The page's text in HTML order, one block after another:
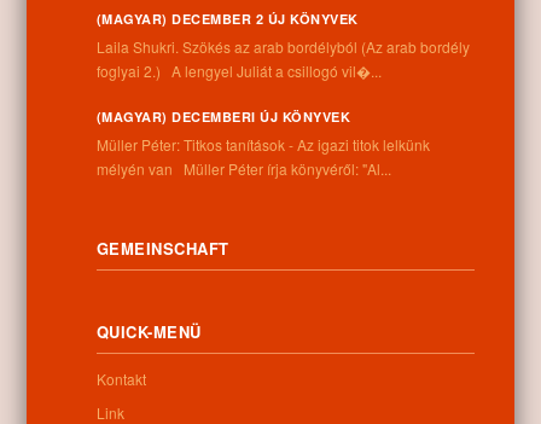
Letöltés
0
No related posts found
(MAGYAR) DECEMBER 2 ÚJ KÖNYVEK
Laila Shukri. Szökés ​az arab bordélyból (Az arab bordély
foglyai 2.) A lengyel Juliát a csillogó vil�...
(MAGYAR) DECEMBERI ÚJ KÖNYVEK
Müller Péter: Titkos tanítások - Az igazi titok lelkünk
mélyén van Müller Péter írja könyvéről: "Al...
GEMEINSCHAFT
QUICK-MENÜ
Kontakt
Link